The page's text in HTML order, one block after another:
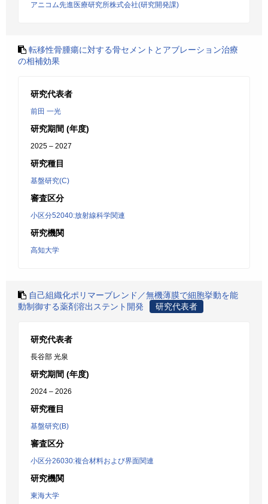
アニコム先進医療研究所株式会社(研究開発課)
転移性骨腫瘍に対する骨セメントとアブレーション治療
の相補効果
研究代表者
前田 一光
研究期間 (年度)
2025 – 2027
研究種目
基盤研究(C)
審査区分
小区分52040:放射線科学関連
研究機関
高知大学
自己組織化ポリマーブレンド／無機薄膜で細胞挙動を能
動制御する薬剤溶出ステント開発
研究代表者
研究代表者
長谷部 光泉
研究期間 (年度)
2024 – 2026
研究種目
基盤研究(B)
審査区分
小区分26030:複合材料および界面関連
研究機関
東海大学